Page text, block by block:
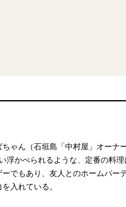
ゃん（石垣島「中村屋」オーナ
浮かべられるような、定番の料
でもあり、友人とのホームパー
入れている。